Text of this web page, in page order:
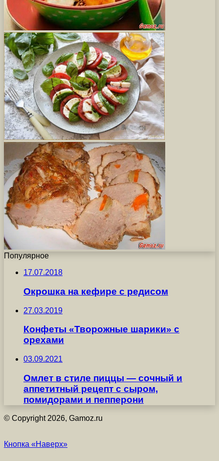
Популярное
17.07.2018
Окрошка на кефире с редисом
27.03.2019
Конфеты «Творожные шарики» с
орехами
03.09.2021
Омлет в стиле пиццы — сочный и
аппетитный рецепт с сыром,
помидорами и пепперони
© Copyright 2026, Gamoz.ru
Кнопка «Наверх»